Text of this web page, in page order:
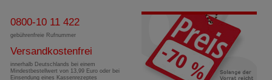
0800-10 11 422
gebührenfreie Rufnummer
Versandkostenfrei
innerhalb Deutschlands bei einem
Mindestbestellwert von 13,99 Euro oder bei
Einsendung eines Kassenrezeptes